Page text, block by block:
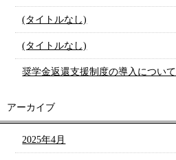
(タイトルなし)
(タイトルなし)
奨学金返還支援制度の導入について
アーカイブ
2025年4月